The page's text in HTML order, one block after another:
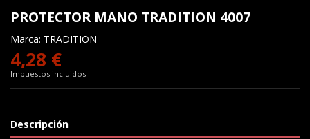
PROTECTOR MANO TRADITION 4007
Marca: TRADITION
4,28 €
Impuestos incluidos
Descripción